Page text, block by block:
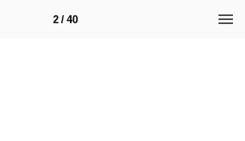
2 / 40